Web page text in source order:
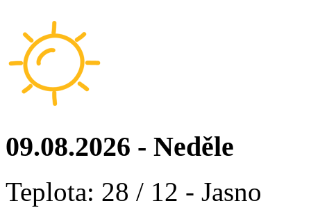
09.08.2026 - Neděle
Teplota: 28 / 12 - Jasno